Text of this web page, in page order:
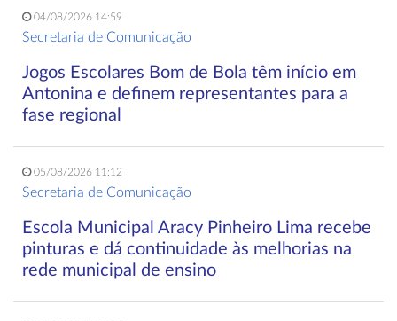
04/08/2026 14:59
Secretaria de Comunicação
Jogos Escolares Bom de Bola têm início em
Antonina e definem representantes para a
fase regional
05/08/2026 11:12
Secretaria de Comunicação
Escola Municipal Aracy Pinheiro Lima recebe
pinturas e dá continuidade às melhorias na
rede municipal de ensino